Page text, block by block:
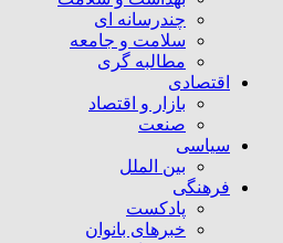
چندرسانه ای
سلامت و جامعه
مطالبه گری
اقتصادی
بازار و اقتصاد
صنعت
سیاسی
بین الملل
فرهنگی
پادکست
خبرهای بانوان